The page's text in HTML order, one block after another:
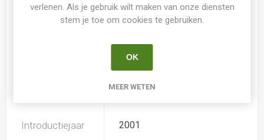
SIB
Iris Siberica
Tamberg
Introductiejaar 2001
verlenen. Als je gebruik wilt maken van onze diensten
stem je toe om cookies te gebruiken.
OK
MEER WETEN